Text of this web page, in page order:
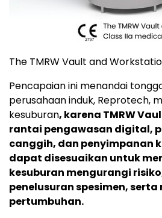
The TMRW Vault and
Pencapaian ini menandai
perusahaan induk, Reprotech,
kesuburan, karena TMRW
rantai pengawasan digital,
canggih, dan penyimpanan
dapat disesuaikan untuk
kesuburan mengurangi
penelusuran spesimen,
pertumbuhan.